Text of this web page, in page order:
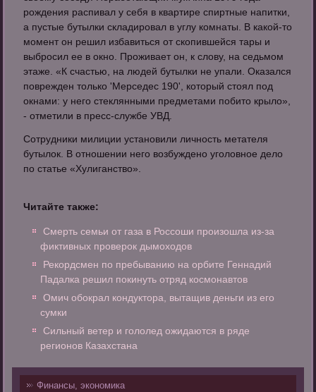
рождения распивал у себя в квартире спиртные напитки,
а пустые бутылки складировал в углу комнаты. В какой-то
момент он решил избавиться от скопившейся тары и
выбросил ее в окно. Проживает он, к слову, на седьмом
этаже. «К счастью, на людей бутылки не упали. Оказался
поврежден только 'Мерседес 190', который стоял под
окнами: у него стеклянными предметами побито крыло»,
- отметили в пресс-службе УВД.
Сотрудники милиции установили личность метателя
бутылок. В отношении него возбуждено уголовное дело
по статье «Хулиганство».
Читайте также:
Смерть семьи от газа в Россоши произошла из-за
фиктивных проверок дымоходов
Рекордсмен по пребыванию на орбите Геннадий
Падалка решил покинуть отряд космонавтов
Омич обокрал кондуктора, вытащив деньги из его
сумки
Сильный ветер и гололед ожидаются в ряде
регионов Казахстана
Финансы, экономика